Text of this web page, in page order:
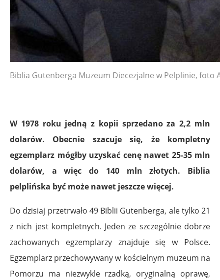
Biblia Gutenberga Muzeum Diecezjalne w Pelplinie, foto
W 1978 roku jedną z kopii sprzedano za 2,2 mln
dolarów. Obecnie szacuje się, że kompletny
egzemplarz mógłby uzyskać cenę nawet 25-35 mln
dolarów, a więc do 140 mln złotych. Biblia
pelplińska być może nawet jeszcze więcej.
Do dzisiaj przetrwało 49 Biblii Gutenberga, ale tylko 21
z nich jest kompletnych. Jeden ze szczególnie dobrze
zachowanych egzemplarzy znajduje się w Polsce.
Egzemplarz przechowywany w kościelnym muzeum na
Pomorzu ma niezwykle rzadką, oryginalną oprawę,